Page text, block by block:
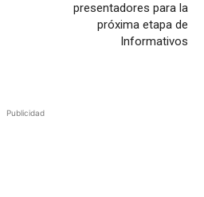
presentadores para la
próxima etapa de
Informativos
Publicidad